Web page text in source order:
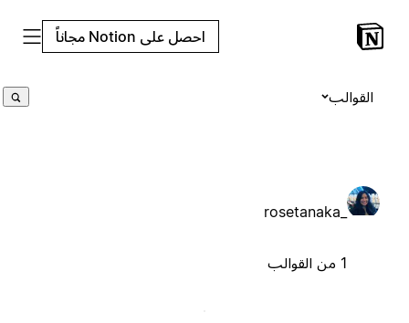
احصل على Notion مجاناً
القوالب
_rosetanaka